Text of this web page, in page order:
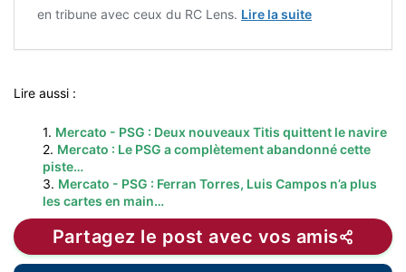
en tribune avec ceux du RC Lens. Lire la suite
Lire aussi :
1. Mercato - PSG : Deux nouveaux Titis quittent le navire
2. Mercato : Le PSG a complètement abandonné cette
piste…
3. Mercato - PSG : Ferran Torres, Luis Campos n’a plus
les cartes en main…
Partagez le post avec vos amis